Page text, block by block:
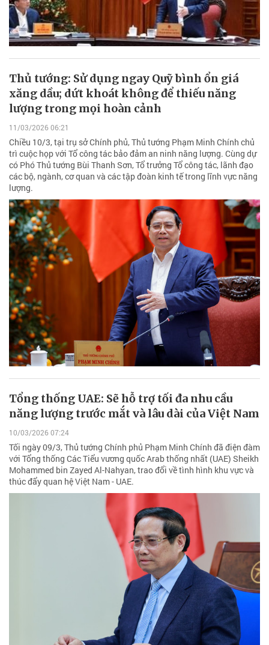
Thủ tướng: Sử dụng ngay Quỹ bình ổn giá
xăng dầu; dứt khoát không để thiếu năng
lượng trong mọi hoàn cảnh
11/03/2026 06:21
Chiều 10/3, tại trụ sở Chính phủ, Thủ tướng Phạm Minh Chính chủ
trì cuộc họp với Tổ công tác bảo đảm an ninh năng lượng. Cùng dự
có Phó Thủ tướng Bùi Thanh Sơn, Tổ trưởng Tổ công tác, lãnh đạo
các bộ, ngành, cơ quan và các tập đoàn kinh tế trong lĩnh vực năng
lượng.
Tổng thống UAE: Sẽ hỗ trợ tối đa nhu cầu
năng lượng trước mắt và lâu dài của Việt Nam
10/03/2026 07:24
Tối ngày 09/3, Thủ tướng Chính phủ Phạm Minh Chính đã điện đàm
với Tổng thống Các Tiểu vương quốc Arab thống nhất (UAE) Sheikh
Mohammed bin Zayed Al-Nahyan, trao đổi về tình hình khu vực và
thúc đẩy quan hệ Việt Nam - UAE.